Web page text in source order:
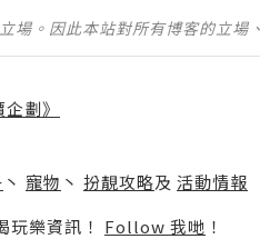
場。因此本站對所有博客的立
劃》
丶 寵物 丶 扮靚攻略及 活動情報
樂資訊！ Follow 我哋 ！